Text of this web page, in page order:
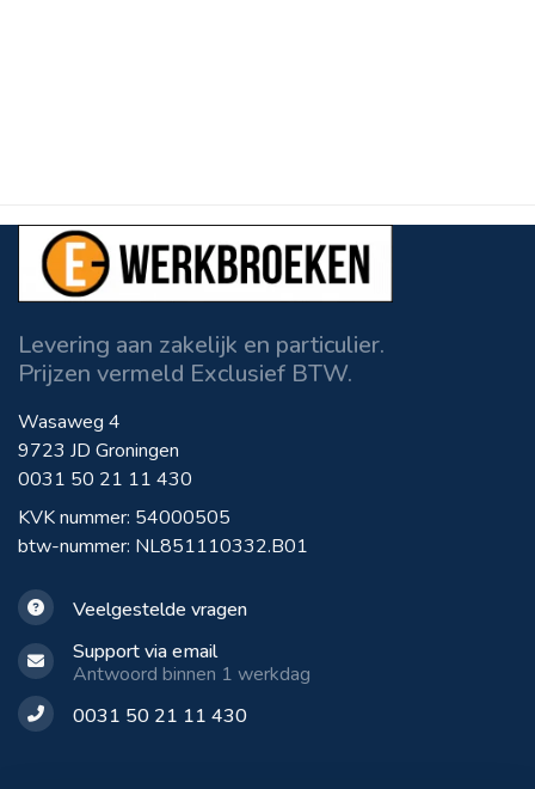
Levering aan zakelijk en particulier.
Prijzen vermeld Exclusief BTW.
Wasaweg 4
9723 JD Groningen
0031 50 21 11 430
KVK nummer: 54000505
btw-nummer: NL851110332.B01
Veelgestelde vragen
Support via email
Antwoord binnen 1 werkdag
0031 50 21 11 430